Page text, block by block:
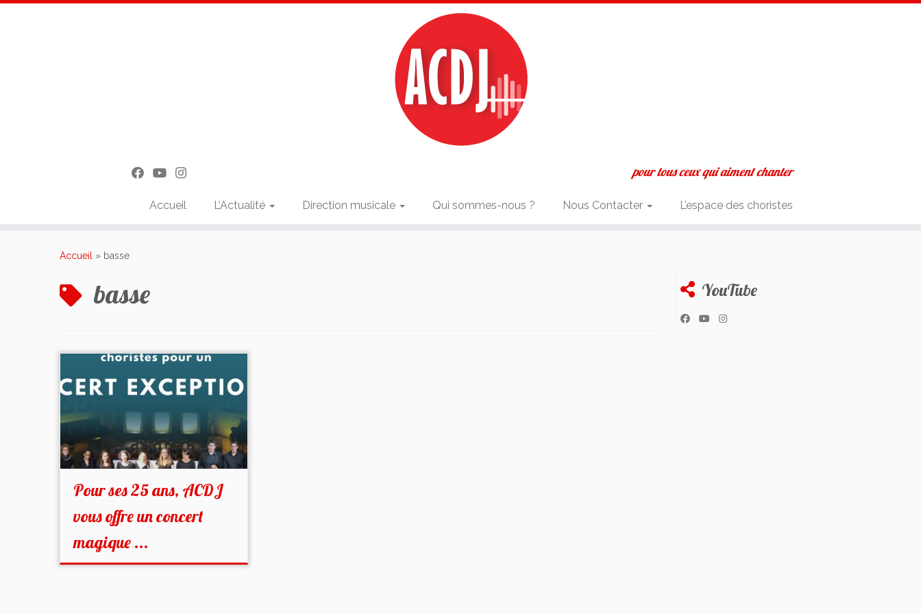
pour tous ceux qui aiment chanter
Accueil L’Actualité Direction musicale Qui sommes-nous ? Nous Contacter L’espace des choristes
Accueil » basse
basse
Pour ses 25 ans, ACDJ
vous offre un concert
magique ...
YouTube